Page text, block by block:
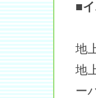
■
地
地
ー